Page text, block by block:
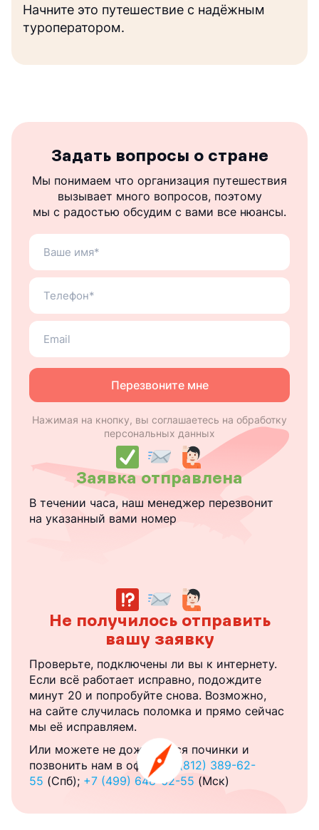
Начните это путешествие с надёжным
туроператором.
Задать вопросы о стране
Мы понимаем что организация путешествия
вызывает много вопросов, поэтому
мы с радостью обсудим с вами все нюансы.
Ваше
Ваш
Ваш
Перезвоните мне
Нажимая на кнопку, вы соглашаетесь на обработку
персональных данных
Заявка отправлена
В течении часа, наш менеджер перезвонит
на указанный вами номер
Не получилось отправить
вашу заявку
Проверьте, подключены ли вы к интернету.
Если всё работает исправно, подождите
минут 20 и попробуйте снова. Возможно,
на сайте случилась поломка и прямо сейчас
мы её исправляем.
Или можете не дожидаться починки и
позвонить нам в офис:+7 (812) 389-62-
55 (Спб); +7 (499) 648-62-55 (Мск)